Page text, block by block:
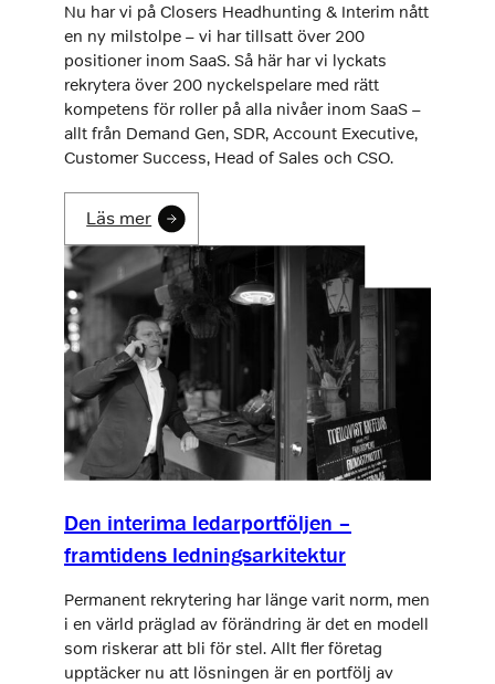
Nu har vi på Closers Headhunting & Interim nått
en ny milstolpe – vi har tillsatt över 200
positioner inom SaaS. Så här har vi lyckats
rekrytera över 200 nyckelspelare med rätt
kompetens för roller på alla nivåer inom SaaS –
allt från Demand Gen, SDR, Account Executive,
Customer Success, Head of Sales och CSO.
Läs mer
Den interima ledarportföljen –
framtidens ledningsarkitektur
Permanent rekrytering har länge varit norm, men
i en värld präglad av förändring är det en modell
som riskerar att bli för stel. Allt fler företag
upptäcker nu att lösningen är en portfölj av